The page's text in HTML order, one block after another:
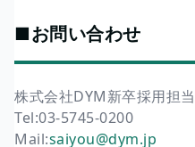
■お問い合わせ
株式会社DYM新卒採用担当
Tel:03-5745-0200
Mail:saiyou@dym.jp